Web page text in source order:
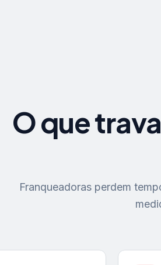
O que
Franqueadoras perdem